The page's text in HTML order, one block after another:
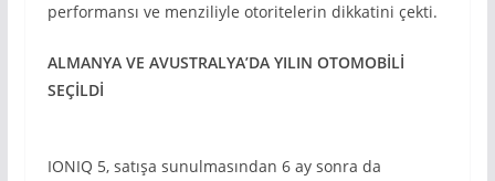
performansı ve menziliyle otoritelerin dikkatini çekti.
ALMANYA VE AVUSTRALYA’DA YILIN OTOMOBİLİ
SEÇİLDİ
IONIQ 5, satışa sunulmasından 6 ay sonra da